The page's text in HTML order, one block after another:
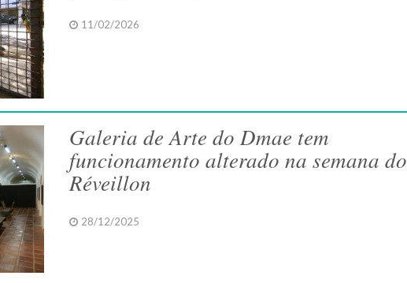
11/02/2026
Galeria de Arte do Dmae tem
funcionamento alterado na semana do
Réveillon
28/12/2025